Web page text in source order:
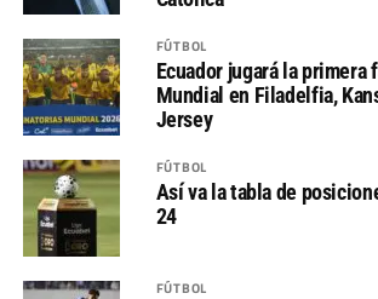
FÚTBOL
Ecuador jugará la primera
Mundial en Filadelfia,
Jersey
FÚTBOL
Así va la tabla de
24
FÚTBOL